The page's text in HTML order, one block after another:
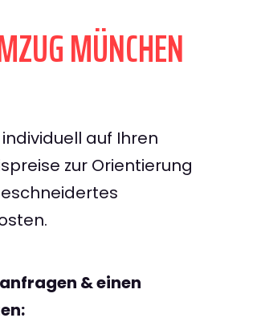
MÜNCHEN
auf Ihren
zur Orientierung
& einen